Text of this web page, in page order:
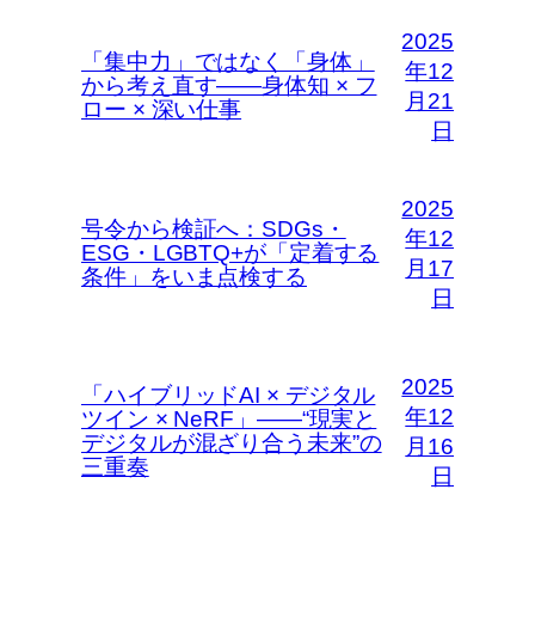
「集中力」ではなく「身体」
から考え直す――身体知 × フ
ロー × 深い仕事
2025
年12
月21
日
号令から検証へ：SDGs・
ESG・LGBTQ+が「定着する
条件」をいま点検する
2025
年12
月17
日
「ハイブリッドAI × デジタル
ツイン × NeRF」――“現実と
デジタルが混ざり合う未来”の
三重奏
2025
年12
月16
日